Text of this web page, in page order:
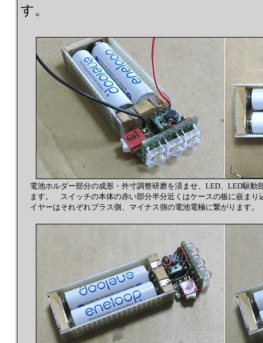
す。
電池ホルダー部分の成形・外寸調整研磨を済ませ、LED、LED駆
ます。 スイッチの本体の赤い部分半分近くはケースの板に嵌ま
イヤーはそれぞれプラス側、マイナス側の電池電極に繋がります。